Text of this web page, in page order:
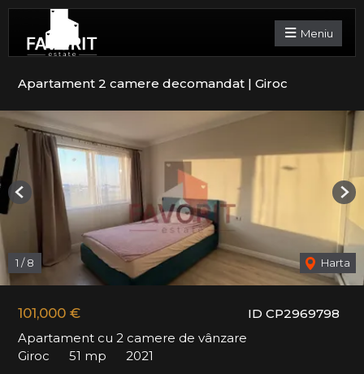
Meniu
Apartament 2 camere decomandat | Giroc
ID CP2969798
101,000 €
Apartament cu 2 camere de vânzare
Giroc
51 mp 2021
1 /8 Harta
Previous